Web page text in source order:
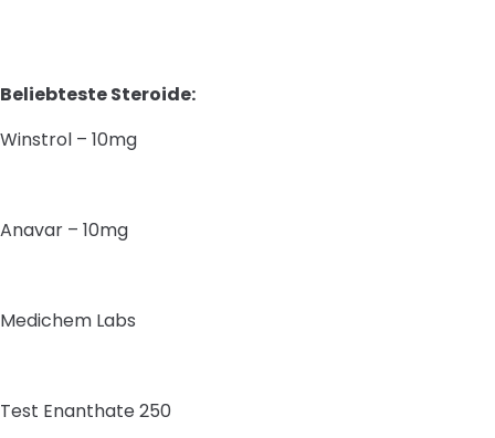
Beliebteste Steroide:
Winstrol – 10mg
Anavar – 10mg
Medichem Labs
Test Enanthate 250